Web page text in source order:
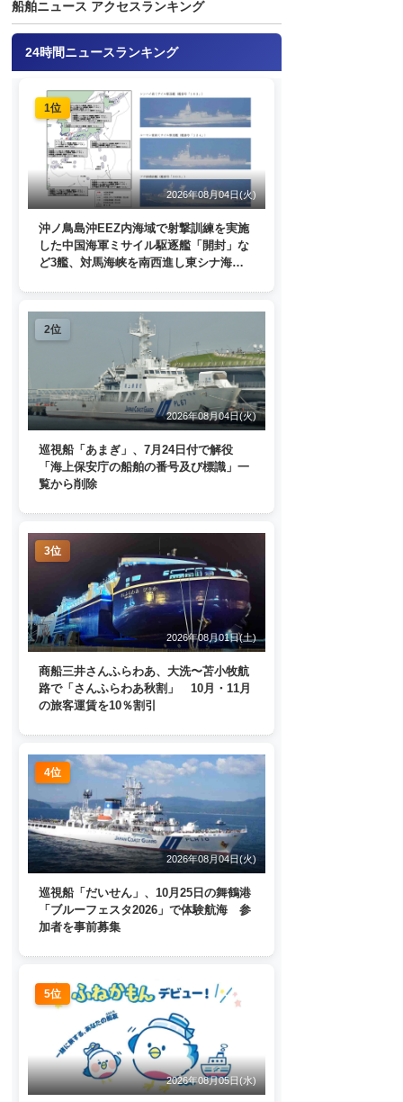
船舶ニュース アクセスランキング
24時間ニュースランキング
1位
2026年08月04日(火)
沖ノ鳥島沖EEZ内海域で射撃訓練を実施
した中国海軍ミサイル駆逐艦「開封」な
ど3艦、対馬海峡を南西進し東シナ海
2位
2026年08月04日(火)
巡視船「あまぎ」、7月24日付で解役
「海上保安庁の船舶の番号及び標識」一
覧から削除
3位
2026年08月01日(土)
商船三井さんふらわあ、大洗〜苫小牧航
路で「さんふらわあ秋割」 10月・11月
の旅客運賃を10％割引
4位
2026年08月04日(火)
巡視船「だいせん」、10月25日の舞鶴港
「ブルーフェスタ2026」で体験航海 参
加者を事前募集
5位
2026年08月05日(水)